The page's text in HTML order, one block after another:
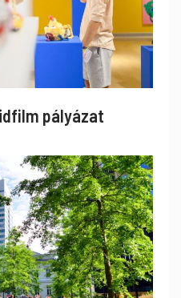
pályázat